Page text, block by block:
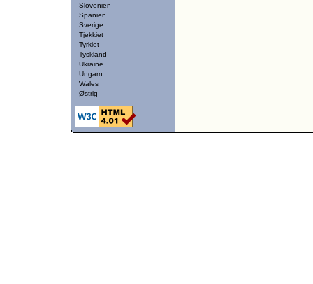
Slovenien
Spanien
Sverige
Tjekkiet
Tyrkiet
Tyskland
Ukraine
Ungarn
Wales
Østrig